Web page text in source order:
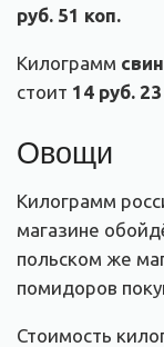
руб. 51 коп.
Килограмм
стоит 14 руб.
Овощи
Килограмм
магазине
польском же
помидоров
Стоимость